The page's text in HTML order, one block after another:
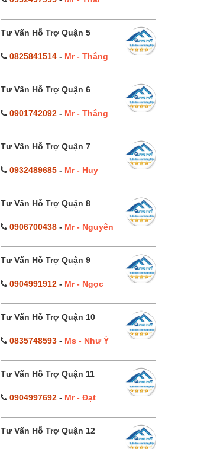
Tư Vấn Hỗ Trợ Quận 5
0825841514- Mr - Thắng
Tư Vấn Hỗ Trợ Quận 6
0901742092- Mr - Thắng
Tư Vấn Hỗ Trợ Quận 7
0932489685- Mr - Huy
Tư Vấn Hỗ Trợ Quận 8
0906700438- Mr - Nguyên
Tư Vấn Hỗ Trợ Quận 9
0904991912- Mr - Ngọc
Tư Vấn Hỗ Trợ Quận 10
0835748593- Ms - Như Ý
Tư Vấn Hỗ Trợ Quận 11
0904997692- Mr - Đạt
Tư Vấn Hỗ Trợ Quận 12